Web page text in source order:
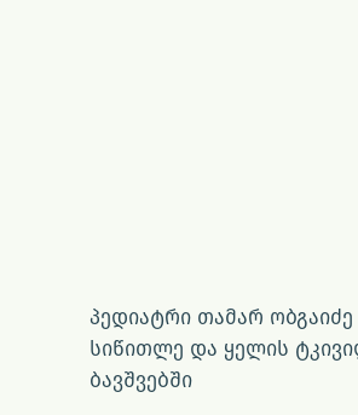
პედიატრი თამარ
სიწითლე და ყელის
ბავშვებში